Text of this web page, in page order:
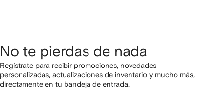
No te pierdas de nada
Regístrate para recibir promociones, novedades
personalizadas, actualizaciones de inventario y mucho más,
directamente en tu bandeja de entrada.